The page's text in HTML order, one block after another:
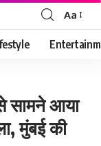
Font
Resizer
Aa
सामने आया
मुंबई की